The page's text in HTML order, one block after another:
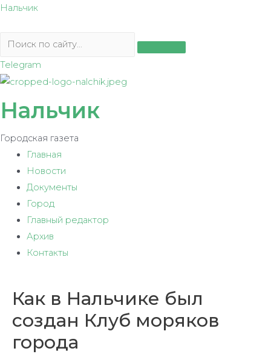
Перейти
содержимому
Нальчик
Telegram
Нальчик
Городская газета
Главная
Новости
Документы
Город
Главный редактор
Архив
Контакты
Как в Нальчике был
создан Клуб моряков
города